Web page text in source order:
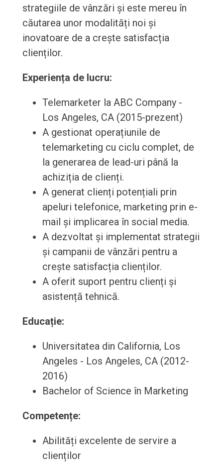
strategiile de vânzări și este mereu în
căutarea unor modalități noi și
inovatoare de a crește satisfacția
clienților.
Experiența de lucru:
Telemarketer la ABC Company -
Los Angeles, CA (2015-prezent)
A gestionat operațiunile de
telemarketing cu ciclu complet, de
la generarea de lead-uri până la
achiziția de clienți.
A generat clienți potențiali prin
apeluri telefonice, marketing prin e-
mail și implicarea în social media.
A dezvoltat și implementat strategii
și campanii de vânzări pentru a
crește satisfacția clienților.
A oferit suport pentru clienți și
asistență tehnică.
Educație:
Universitatea din California, Los
Angeles - Los Angeles, CA (2012-
2016)
Bachelor of Science în Marketing
Competențe:
Abilități excelente de servire a
clienților